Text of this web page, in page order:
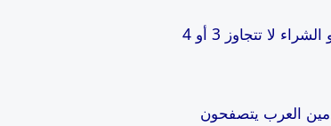
: لا نُحمّل المستخدم فوق طاقته. القوائم مختصرة، والنصوص واضحة، وخطوات التسجيل أو الشراء لا تتجاوز 3 أو 4
العرب يتصفحون